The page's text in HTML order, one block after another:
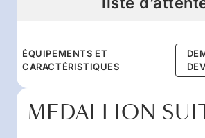
ÉQUIPEMENTS ET
CARACTÉRISTIQUES
MEDALLION